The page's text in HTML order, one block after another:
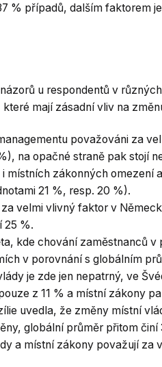
% případů, dalším faktorem
u respondentů v
mají zásadní vliv na
považováni za
na opačné straně pak stojí
místních zákonných omezení
21 %, resp. 20 %).
velmi vlivný faktor v
25 %.
kde chování zaměstnanců
v porovnání s globálním
je zde jen nepatrný, ve
z 11 % a místní zákony
uvedla, že změny místní
globální průměr přitom činí
a místní zákony považují za